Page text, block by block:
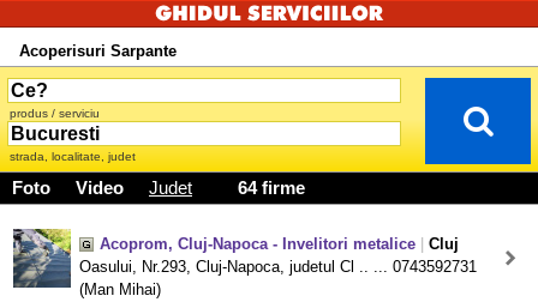
Acoperisuri Sarpante
produs / serviciu
strada, localitate, judet
Foto Video Judet 64 firme
Acoprom, Cluj-Napoca - Invelitori metalice
Cluj
Oasului, Nr.293, Cluj-Napoca, judetul Cl .. ... 0743592731
(Man Mihai)